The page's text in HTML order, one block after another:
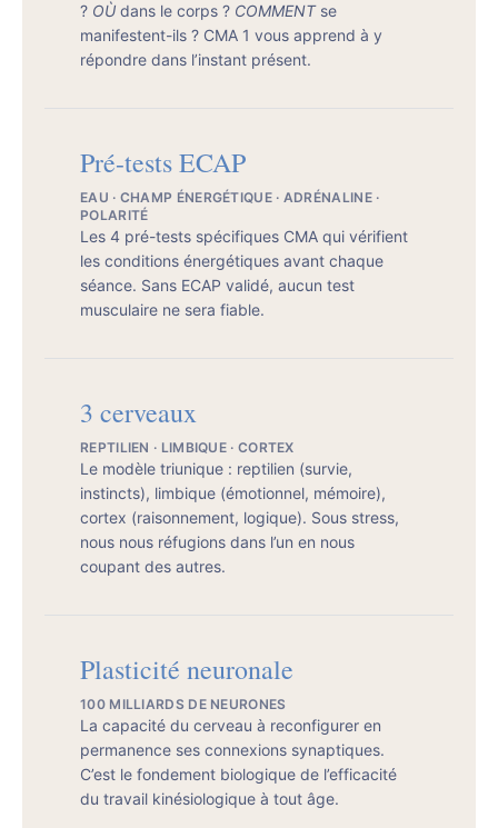
? OÙ dans le corps ? COMMENTse
manifestent-ils ? CMA 1 vous apprend à y
répondre dans l’instant présent.
Pré-tests ECAP
EAU · CHAMP ÉNERGÉTIQUE · ADRÉNALINE ·
POLARITÉ
Les 4 pré-tests spécifiques CMA qui vérifient
les conditions énergétiques avant chaque
séance. Sans ECAP validé, aucun test
musculaire ne sera fiable.
3 cerveaux
REPTILIEN · LIMBIQUE · CORTEX
Le modèle triunique : reptilien (survie,
instincts), limbique (émotionnel, mémoire),
cortex (raisonnement, logique). Sous stress,
nous nous réfugions dans l’un en nous
coupant des autres.
Plasticité neuronale
100 MILLIARDS DE NEURONES
La capacité du cerveau à reconfigurer en
permanence ses connexions synaptiques.
C’est le fondement biologique de l’efficacité
du travail kinésiologique à tout âge.